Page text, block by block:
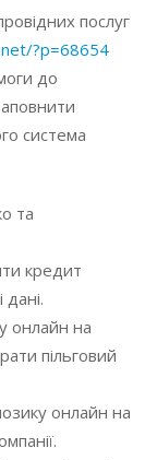
послуг
?p=68654
до
система
та
кредит
онлайн на
пільговий
онлайн на